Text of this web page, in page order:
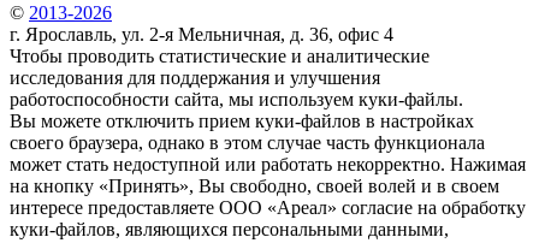
© 2013-2026
г. Ярославль, ул. 2-я Мельничная, д. 36, офис 4
Чтобы проводить статистические и аналитические
исследования для поддержания и улучшения
работоспособности сайта, мы используем куки-файлы.
Вы можете отключить прием куки-файлов в настройках
своего браузера, однако в этом случае часть функционала
может стать недоступной или работать некорректно. Нажимая
на кнопку «Принять», Вы свободно, своей волей и в своем
интересе предоставляете ООО «Ареал» согласие на обработку
куки-файлов, являющихся персональными данными,